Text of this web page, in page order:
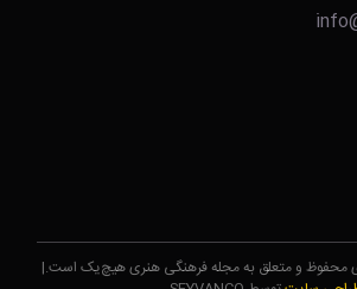
محفوظ و متعلق به مجله فرهنگی هنری هیچ‌یک است.|